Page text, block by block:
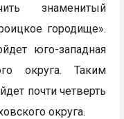
знаменитый
городище».
юго-западная
округа. Таким
почти четверть
округа.